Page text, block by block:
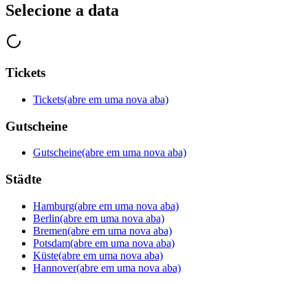
Selecione a data
Tickets
Tickets(abre em uma nova aba)
Gutscheine
Gutscheine(abre em uma nova aba)
Städte
Hamburg(abre em uma nova aba)
Berlin(abre em uma nova aba)
Bremen(abre em uma nova aba)
Potsdam(abre em uma nova aba)
Küste(abre em uma nova aba)
Hannover(abre em uma nova aba)